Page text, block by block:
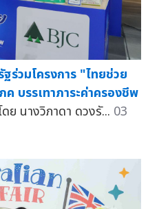
ร่วมโครงการ "ไทยช่วย
บรรเทาภาระค่าครองชีพ
ย นางวิภาดา ดวงรั... 03